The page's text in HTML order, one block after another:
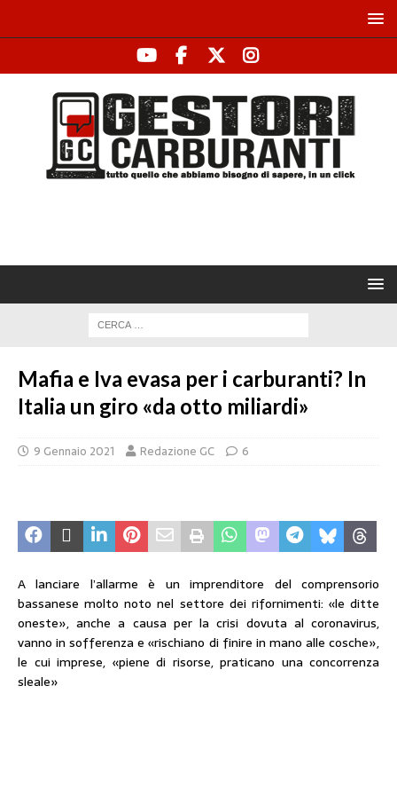
Mafia e Iva evasa per i carburanti? In
Italia un giro «da otto miliardi»
9 Gennaio 2021 Redazione GC 6
A lanciare l’allarme è un imprenditore del comprensorio
bassanese molto noto nel settore dei rifornimenti: «le ditte
oneste», anche a causa per la crisi dovuta al coronavirus,
vanno in sofferenza e «rischiano di finire in mano alle cosche»,
le cui imprese, «piene di risorse, praticano una concorrenza
sleale»